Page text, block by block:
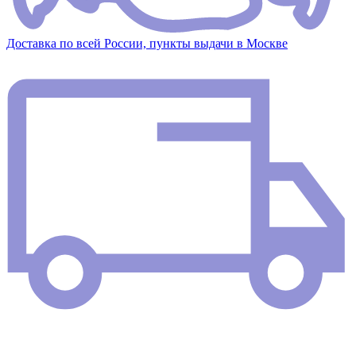
Доставка по всей России, пункты выдачи в Москве